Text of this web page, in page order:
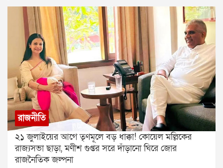
রাজনীতি
২১ জুলাইয়ের আগে তৃণমূলে বড় ধাক্কা! কোয়েল মল্লিকের
রাজ্যসভা ছাড়া, মণীশ গুপ্তর সরে দাঁড়ানো ঘিরে জোর
রাজনৈতিক জল্পনা